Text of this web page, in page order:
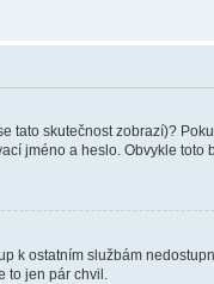
tato skutečnost zobrazí)?
jméno a heslo. Obvykle toto
k ostatním službám
to jen pár chvil.